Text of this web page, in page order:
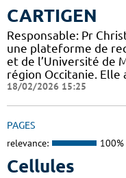
CARTIGEN
Responsable: Pr
une plateforme de
et de l’Université de
région Occitanie.
18/02/2026 15:25
PAGES
relevance: 100%
Cellules